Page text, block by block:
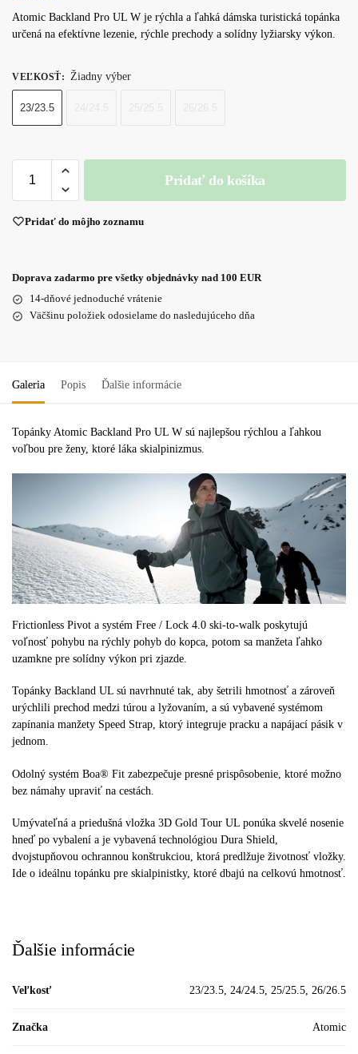
Atomic Backland Pro UL W je rýchla a ľahká dámska turistická topánka
určená na efektívne lezenie, rýchle prechody a solídny lyžiarsky výkon.
VEĽKOSŤ: Žiadny výber
23/23.5
Pridať do košíka
Pridať do môjho zoznamu
Doprava zadarmo pre všetky objednávky nad 100 EUR
14-dňové jednoduché vrátenie
Väčšinu položiek odosielame do nasledujúceho dňa
Galeria Popis Ďalšie informácie
Topánky Atomic Backland Pro UL W sú najlepšou rýchlou a ľahkou
voľbou pre ženy, ktoré láka skialpinizmus.
Frictionless Pivot a systém Free / Lock 4.0 ski-to-walk poskytujú
voľnosť pohybu na rýchly pohyb do kopca, potom sa manžeta ľahko
uzamkne pre solídny výkon pri zjazde.
Topánky Backland UL sú navrhnuté tak, aby šetrili hmotnosť a zároveň
urýchlili prechod medzi túrou a lyžovaním, a sú vybavené systémom
zapínania manžety Speed Strap, ktorý integruje pracku a napájací pásik v
jednom.
Odolný systém Boa® Fit zabezpečuje presné prispôsobenie, ktoré možno
bez námahy upraviť na cestách.
Umývateľná a priedušná vložka 3D Gold Tour UL ponúka skvelé nosenie
hneď po vybalení a je vybavená technológiou Dura Shield,
dvojstupňovou ochrannou konštrukciou, ktorá predlžuje životnosť vložky.
Ide o ideálnu topánku pre skialpinistky, ktoré dbajú na celkovú hmotnosť.
Ďalšie informácie
Veľkosť 23/23.5, 24/24.5, 25/25.5, 26/26.5
Značka Atomic